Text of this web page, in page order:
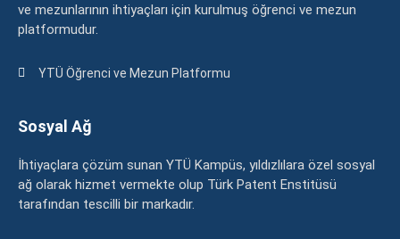
ve mezunlarının ihtiyaçları için kurulmuş öğrenci ve mezun
platformudur.
YTÜ Öğrenci ve Mezun Platformu
Sosyal Ağ
İhtiyaçlara çözüm sunan YTÜ Kampüs, yıldızlılara özel sosyal
ağ olarak hizmet vermekte olup Türk Patent Enstitüsü
tarafından tescilli bir markadır.